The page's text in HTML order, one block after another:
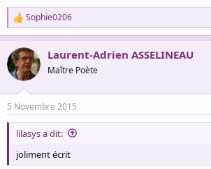
R
e
a
c
t
i
s
:
Sophie0206
Laurent-Adrien ASSELINEAU
Maître Poète
5 Novembre 2015
lilasys a dit:
joliment écrit